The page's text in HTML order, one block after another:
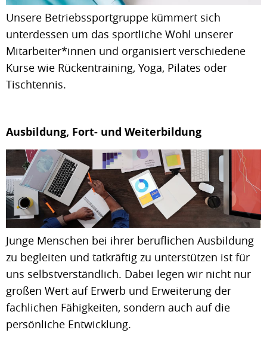
Unsere Betriebssportgruppe kümmert sich
unterdessen um das sportliche Wohl unserer
Mitarbeiter*innen und organisiert verschiedene
Kurse wie Rückentraining, Yoga, Pilates oder
Tischtennis.
Ausbildung, Fort- und Weiterbildung
Junge Menschen bei ihrer beruflichen Ausbildung
zu begleiten und tatkräftig zu unterstützen ist für
uns selbstverständlich. Dabei legen wir nicht nur
großen Wert auf Erwerb und Erweiterung der
fachlichen Fähigkeiten, sondern auch auf die
persönliche Entwicklung.